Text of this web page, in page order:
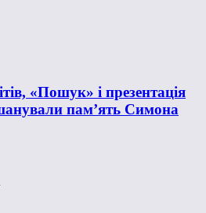
«Пошук» і презентація
пам’ять Симона